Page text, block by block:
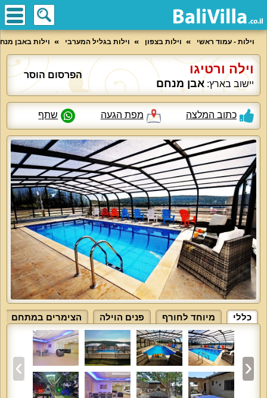
וילות - עמוד ראשי וילות בצפון וילות בגליל המערבי וילות באבן
וילה ורטיגו
יישוב בארץ: אבן מנחם
הפרסום הוסר
כתוב המלצה מפת הגעה שתף
כללי מיוחד לחורף פנים הוילה הצימרים במתחם